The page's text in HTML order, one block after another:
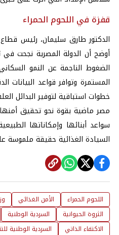
قفزة في اللحوم الحمراء
​الدكتور طارق سليمان، رئيس قطاع
أوضح أن الدولة المصرية نجحت
الضغوط الناجمة عن النمو
المستمرة وتوافر قواعد البيانات
خطوات استباقية لتوفير البدائل
مصر ماضية بقوة نحو تحقيق
سواعد أبنائها وإمكاناتها
السيادة الغذائية حقيقة ملموسة
اللحوم الحمراء الأمن الغذائي
الثروة الحيوانية
السردية الوطنية
الاكتفاء الذاتي
السردية الوطنية